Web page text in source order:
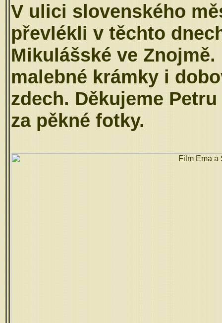
V ulici slovenského
převlékli v těchto
Mikulášské ve
malebné krámky i
zdech. Děkujeme
za pěkné fotky.